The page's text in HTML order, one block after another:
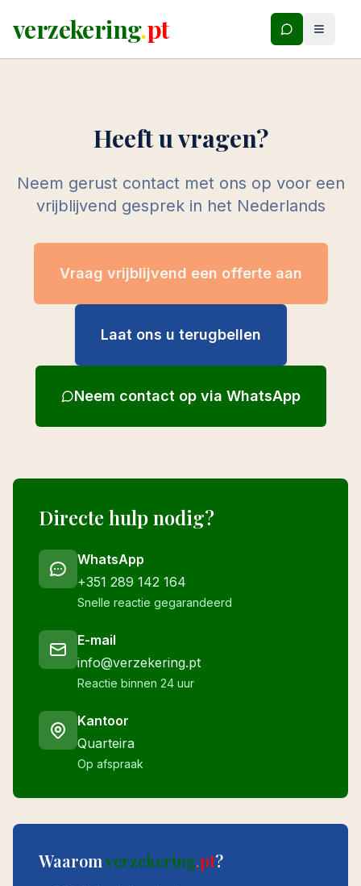
verzekering.pt
Heeft u vragen?
Neem gerust contact met ons op voor een
vrijblijvend gesprek in het Nederlands
Vraag vrijblijvend een offerte aan
Laat ons u terugbellen
Neem contact op via WhatsApp
Directe hulp nodig?
WhatsApp
+351 289 142 164
Snelle reactie gegarandeerd
E-mail
info@verzekering.pt
Reactie binnen 24 uur
Kantoor
Quarteira
Op afspraak
Waaromverzekering.pt?